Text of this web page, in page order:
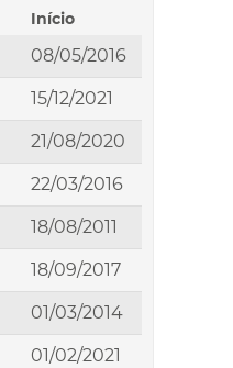
Início
08/05/2016
15/12/2021
21/08/2020
22/03/2016
18/08/2011
18/09/2017
01/03/2014
01/02/2021